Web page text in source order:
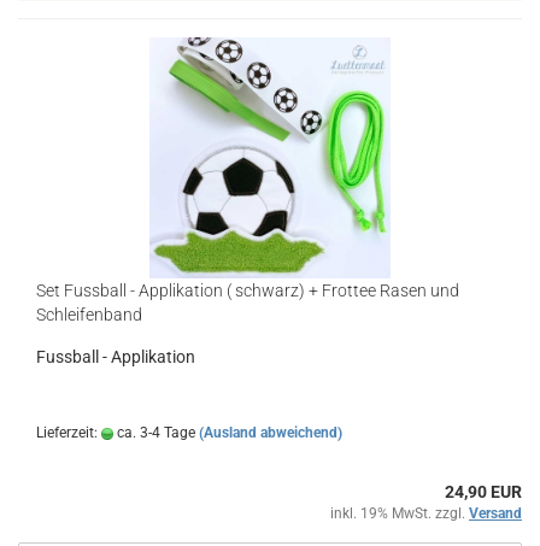
Set Fussball - Applikation ( schwarz) + Frottee Rasen und
Schleifenband
Fussball - Applikation
Lieferzeit: ca. 3-4 Tage (Ausland abweichend)
24,90 EUR
inkl. 19% MwSt. zzgl. Versand